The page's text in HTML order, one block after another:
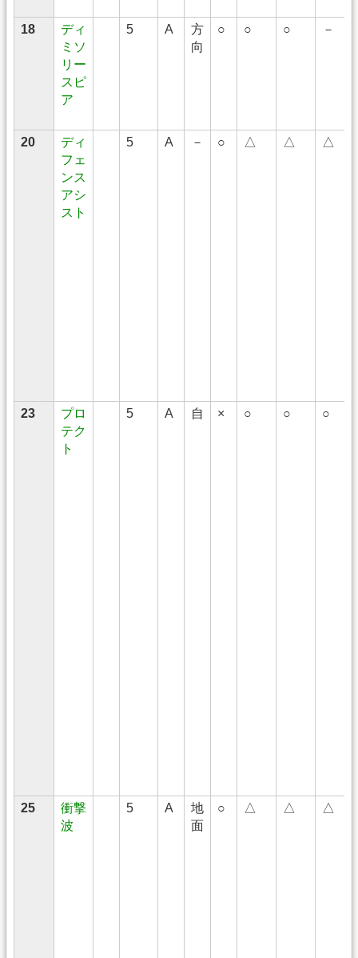
18
ディ
ミソ
リー
スピ
ア
5 A
方
向
○ ○ ○ －
20
ディ
フェ
ンス
アシ
スト
5 A － ○ △ △ △
23
プロ
テク
ト
5 A 自 × ○ ○ ○
25
衝撃
波
5 A
地
面
○ △ △ △